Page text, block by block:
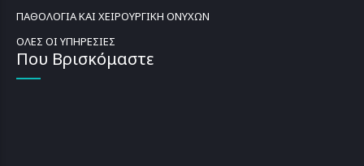
ΠΑΘΟΛΟΓΙΑ ΚΑΙ ΧΕΙΡΟΥΡΓΙΚΗ ΟΝΥΧΩΝ
ΟΛΕΣ ΟΙ ΥΠΗΡΕΣΙΕΣ
Που Βρισκόμαστε